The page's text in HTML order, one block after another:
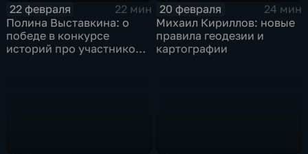
22 февраля
22 мин
Полина Выставкина: о
победе в конкурсе
историй про участников
20 февраля
24 мин
Михаил Кириллов: новые
правила геодезии и
картографии